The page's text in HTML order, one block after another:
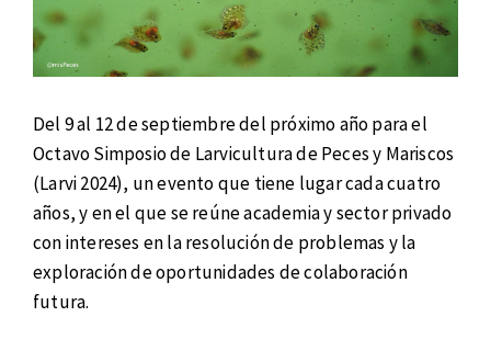
Del 9 al 12 de septiembre del próximo año para el
Octavo Simposio de Larvicultura de Peces y Mariscos
(Larvi 2024), un evento que tiene lugar cada cuatro
años, y en el que se reúne academia y sector privado
con intereses en la resolución de problemas y la
exploración de oportunidades de colaboración
futura.